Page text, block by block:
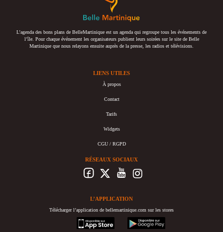
L’agenda des bons plans de BelleMartinique est un agenda qui regroupe tous les événements de
l’île. Pour chaque événement les organisateurs publient leurs soirées sur le site de Belle
Martinique que nous relayons ensuite auprès de la presse, les radios et télévisions.
LIENS UTILES
À propos
Contact
Tarifs
Widgets
CGU / RGPD
RÉSEAUX SOCIAUX
L’APPLICATION
Télécharger l’application de bellemartinique.com sur les stores
appstore
googleplay